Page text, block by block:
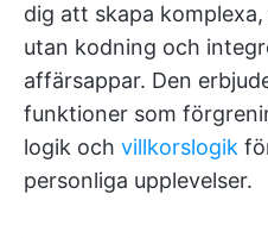
dig att skapa
utan kodning och
affärsappar. Den
funktioner som
logik och villkorslogik
personliga upplevelser.